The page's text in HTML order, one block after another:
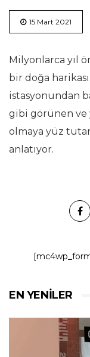
15 Mart 2021
Milyonlarca yıl
bir doğa
istasyonundan
gibi görünen ve
olmaya yüz
anlatıyor.
EN YENILER